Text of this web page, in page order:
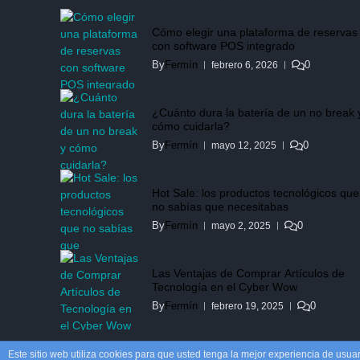
Cómo elegir una plataforma de reservas
con software POS integrado
ByFermín febrero 6, 2026 0
¿Cuánto dura la batería de un no break
cómo cuidarla?
ByFermín mayo 12, 2025 0
Hot Sale: los productos tecnológicos que
no sabías que necesitabas
ByFermín mayo 2, 2025 0
Las Ventajas de Comprar Artículos de
Tecnología en el Cyber Wow
ByFermín febrero 19, 2025 0
Este sitio web utiliza cookies para que usted tenga la mejor experiencia de